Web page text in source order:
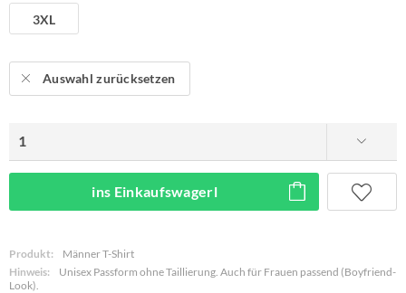
3XL
Auswahl zurücksetzen
ins Einkaufswagerl
Produkt:
Männer T-Shirt
Hinweis:
Unisex Passform ohne Taillierung. Auch für Frauen passend (Boyfriend-
Look).